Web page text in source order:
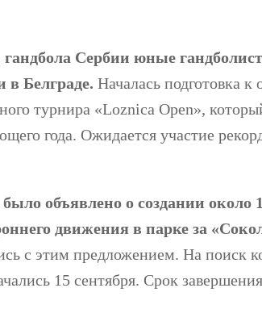
Сербии юные
в Белграде. Началась подготовка к
турнира «Loznica Open»,
года. Ожидается участие
было объявлено о создании около
движения в парке за
с этим предложением. На поиск
15 сентября. Срок